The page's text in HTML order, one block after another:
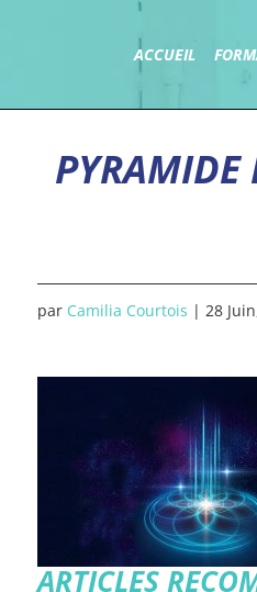
ACCUEIL
par Camilia Courtois | 28
ARTICLES